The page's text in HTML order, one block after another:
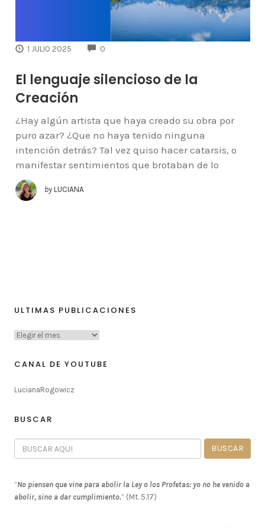
1 JULIO 2025 0
El lenguaje silencioso de la
Creación
¿Hay algún artista que haya creado su obra por
puro azar? ¿Que no haya tenido ninguna
intención detrás? Tal vez quiso hacer catarsis, o
manifestar sentimientos que brotaban de lo
by LUCIANA
ULTIMAS PUBLICACIONES
CANAL DE YOUTUBE
LucianaRogowicz
BUSCAR
“No piensen que vine para abolir la Ley o los Profetas: yo no he venido a
abolir, sino a dar cumplimiento.” (Mt. 5.17)